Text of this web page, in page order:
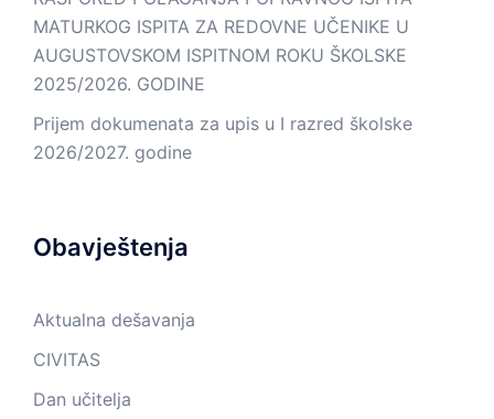
MATURKOG ISPITA ZA REDOVNE UČENIKE U
AUGUSTOVSKOM ISPITNOM ROKU ŠKOLSKE
2025/2026. GODINE
Prijem dokumenata za upis u I razred školske
2026/2027. godine
Obavještenja
Aktualna dešavanja
CIVITAS
Dan učitelja